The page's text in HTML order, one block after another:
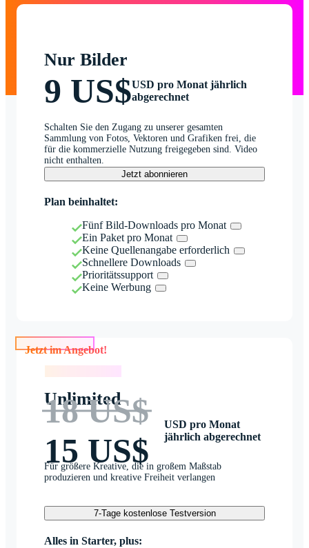
Nur Bilder
9 US$USD pro Monat jährlich
abgerechnet
Schalten Sie den Zugang zu unserer gesamten
Sammlung von Fotos, Vektoren und Grafiken frei, die
für die kommerzielle Nutzung freigegeben sind. Video
nicht enthalten.
Jetzt abonnieren
Plan beinhaltet:
Fünf Bild-Downloads pro Monat
Ein Paket pro Monat
Keine Quellenangabe erforderlich
Schnellere Downloads
Prioritätssupport
Keine Werbung
Jetzt im Angebot!
Unlimited
18 US$
15 US$
USD pro Monat
jährlich abgerechnet
Für größere Kreative, die in großem Maßstab
produzieren und kreative Freiheit verlangen
7-Tage kostenlose Testversion
Alles in Starter, plus: